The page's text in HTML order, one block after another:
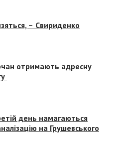
– Свириденко
отримають адресну
день намагаються
на Грушевського